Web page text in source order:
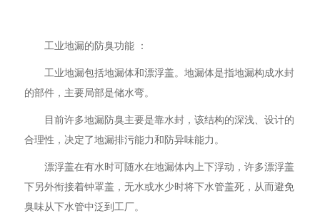
工业地漏的防臭功能 ：
工业地漏包括地漏体和漂浮盖。地漏体是指地漏构成水封
的部件，主要局部是储水弯。
目前许多地漏防臭主要是靠水封，该结构的深浅、设计的
合理性，决定了地漏排污能力和防异味能力。
漂浮盖在有水时可随水在地漏体内上下浮动，许多漂浮盖
下另外衔接着钟罩盖，无水或水少时将下水管盖死，从而避免
臭味从下水管中泛到工厂。